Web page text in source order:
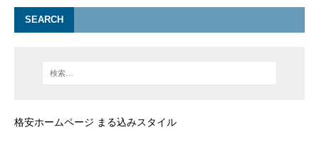
SEARCH
格安ホームページ まる込みスタイル